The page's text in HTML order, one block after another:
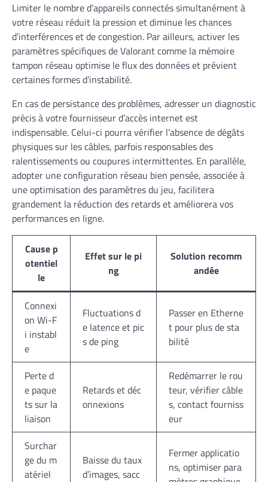
Limiter le nombre d’appareils connectés simultanément à
votre réseau réduit la pression et diminue les chances
d’interférences et de congestion. Par ailleurs, activer les
paramètres spécifiques de Valorant comme la mémoire
tampon réseau optimise le flux des données et prévient
certaines formes d’instabilité.
En cas de persistance des problèmes, adresser un diagnostic
précis à votre fournisseur d’accès internet est
indispensable. Celui-ci pourra vérifier l’absence de dégâts
physiques sur les câbles, parfois responsables des
ralentissements ou coupures intermittentes. En parallèle,
adopter une configuration réseau bien pensée, associée à
une optimisation des paramètres du jeu, facilitera
grandement la réduction des retards et améliorera vos
performances en ligne.
Cause p
otentiel
le
Effet sur le pi
ng
Solution recomm
andée
Connexi
on Wi-F
i instabl
e
Fluctuations d
e latence et pic
s de ping
Passer en Etherne
t pour plus de sta
bilité
Perte d
e paque
ts sur la
liaison
Retards et déc
onnexions
Redémarrer le rou
teur, vérifier câble
s, contact fourniss
eur
Surchar
ge du m
atériel
Baisse du taux
d’images, sacc
Fermer applicatio
ns, optimiser para